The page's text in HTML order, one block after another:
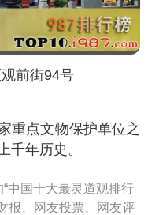
前街94号
重点文物保护单位之
千年历史。
中国十大最灵道观排行
报、网友投票、网友评